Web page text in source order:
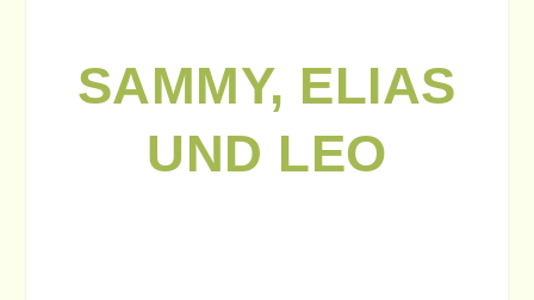
SAMMY, ELIAS
UND LEO